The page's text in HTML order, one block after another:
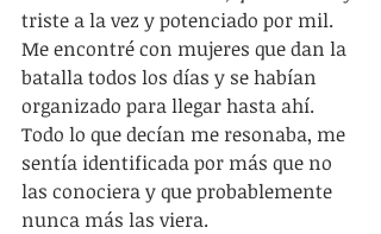
triste a la vez y potenciado por mil.
Me encontré con mujeres que dan la
batalla todos los días y se habían
organizado para llegar hasta ahí.
Todo lo que decían me resonaba, me
sentía identificada por más que no
las conociera y que probablemente
nunca más las viera.